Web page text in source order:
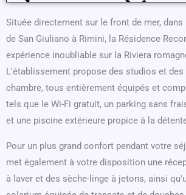
Située directement sur le front de mer,
de San Giuliano à Rimini, la Résidence
expérience inoubliable sur la Riviera
L'établissement propose des studios et des
chambre, tous entièrement équipés et
tels que le Wi-Fi gratuit, un parking sans
et une piscine extérieure propice à la
Pour un plus grand confort pendant votre
met également à votre disposition une
à laver et des sèche-linge à jetons, ainsi